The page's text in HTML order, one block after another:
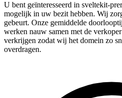
U bent geïnteresseerd in sveltekit-
mogelijk in uw bezit hebben. Wij
gebeurt. Onze gemiddelde
werken nauw samen met de
verkrijgen zodat wij het domein zo
overdragen.